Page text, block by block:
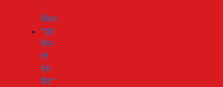
:
बिंदल
“युवा
फिट
तो
देश
हिट”